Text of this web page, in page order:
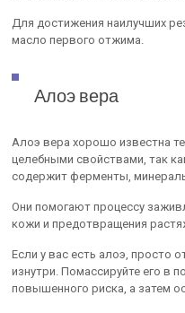
Для достижения наилучших
масло первого отжима.
Алоэ вера
Алоэ вера хорошо известна
целебными свойствами, так
содержит ферменты,
Они помогают процессу
кожи и предотвращения
Если у вас есть алоэ, просто
изнутри. Помассируйте его в
повышенного риска, а затем